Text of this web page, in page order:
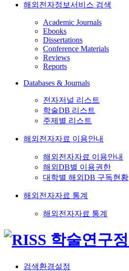
해외전자정보서비스 검색
Academic Journals
Ebooks
Dissertations
Conference Materials
Reviews
Reports
Databases & Journals
전자저널 리스트
학술DB 리스트
주제별 리스트
해외전자자료 이용안내
해외전자자료 이용안내
해외DB별 이용권한
대학별 해외DB 구독현황
해외전자자료 통계
해외전자자료 통계
검색환경설정